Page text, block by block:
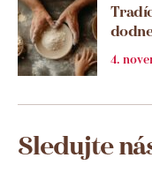
4.
Sledujte